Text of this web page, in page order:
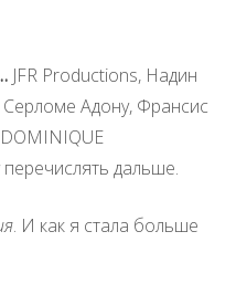
JFR Productions, Надин
Адону, Франсис
дальше.
. И как я стала больше